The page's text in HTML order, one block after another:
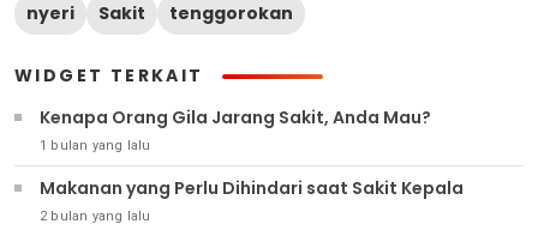
nyeri Sakit tenggorokan
WIDGET TERKAIT
Kenapa Orang Gila Jarang Sakit, Anda Mau?
1 bulan yang lalu
Makanan yang Perlu Dihindari saat Sakit Kepala
2 bulan yang lalu